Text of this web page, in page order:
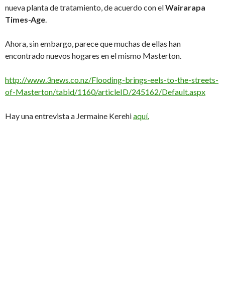
nueva planta de tratamiento, de acuerdo con elWairarapa
Times-Age.
Ahora, sin embargo, parece que muchas de ellas han
encontrado nuevos hogares en el mismo Masterton.
http://www.3news.co.nz/Flooding-brings-eels-to-the-streets-
of-Masterton/tabid/1160/articleID/245162/Default.aspx
Hay una entrevista a Jermaine Kerehiaquí.